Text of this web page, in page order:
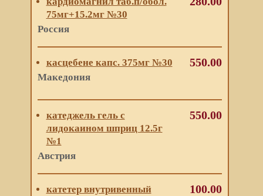
75мг+15.2мг №30
Россия
касцебене капс. 375мг №30
Македония
550.00
катеджель гель с
лидокаином шприц 12.5г
№1
Австрия
550.00
катетер внутривенный
100.00